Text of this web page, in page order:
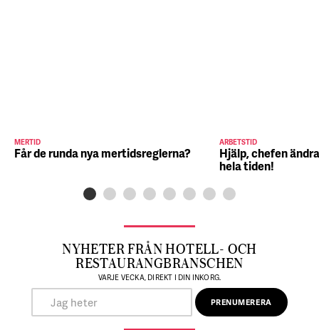
MERTID
Får de runda nya mertidsreglerna?
ARBETSTID
Hjälp, chefen
hela tiden!
NYHETER FRÅN HOTELL- OCH
RESTAURANGBRANSCHEN
VARJE VECKA, DIREKT I DIN INKORG.